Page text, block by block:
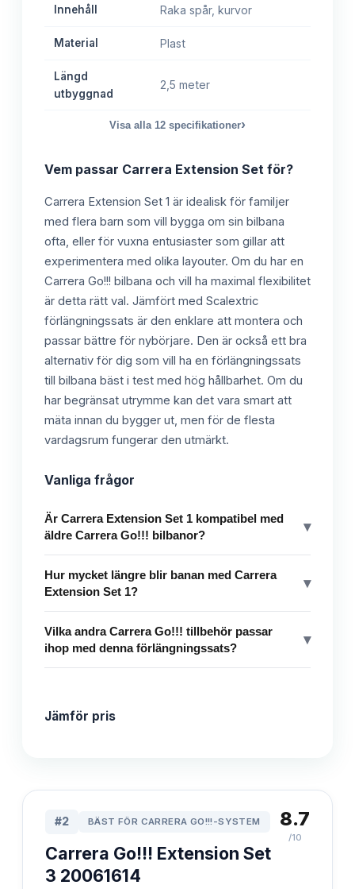
Innehåll Raka spår, kurvor
Material Plast
Längd
utbyggnad
2,5 meter
Visa alla 12 specifikationer›
Vem passar Carrera Extension Set för?
Carrera Extension Set 1 är idealisk för familjer
med flera barn som vill bygga om sin bilbana
ofta, eller för vuxna entusiaster som gillar att
experimentera med olika layouter. Om du har en
Carrera Go!!! bilbana och vill ha maximal flexibilitet
är detta rätt val. Jämfört med Scalextric
förlängningssats är den enklare att montera och
passar bättre för nybörjare. Den är också ett bra
alternativ för dig som vill ha en förlängningssats
till bilbana bäst i test med hög hållbarhet. Om du
har begränsat utrymme kan det vara smart att
mäta innan du bygger ut, men för de flesta
vardagsrum fungerar den utmärkt.
Vanliga frågor
Är Carrera Extension Set 1 kompatibel med
äldre Carrera Go!!! bilbanor?
▾
Hur mycket längre blir banan med Carrera
Extension Set 1?
▾
Vilka andra Carrera Go!!! tillbehör passar
ihop med denna förlängningssats?
▾
Jämför pris
#2 BÄST FÖR CARRERA GO!!!-SYSTEM
Carrera Go!!! Extension Set
3 20061614
8.7
/10